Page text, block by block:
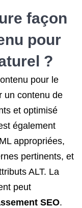
façon
pour
?
pour le
un contenu de
et optimisé
également
appropriées,
pertinents, et
ALT. La
peut
SEO.